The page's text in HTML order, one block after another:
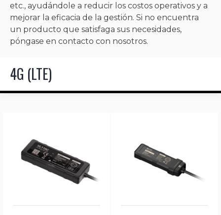
etc., ayudándole a reducir los costos operativos y a
mejorar la eficacia de la gestión. Si no encuentra
un producto que satisfaga sus necesidades,
póngase en contacto con nosotros.
4G (LTE)